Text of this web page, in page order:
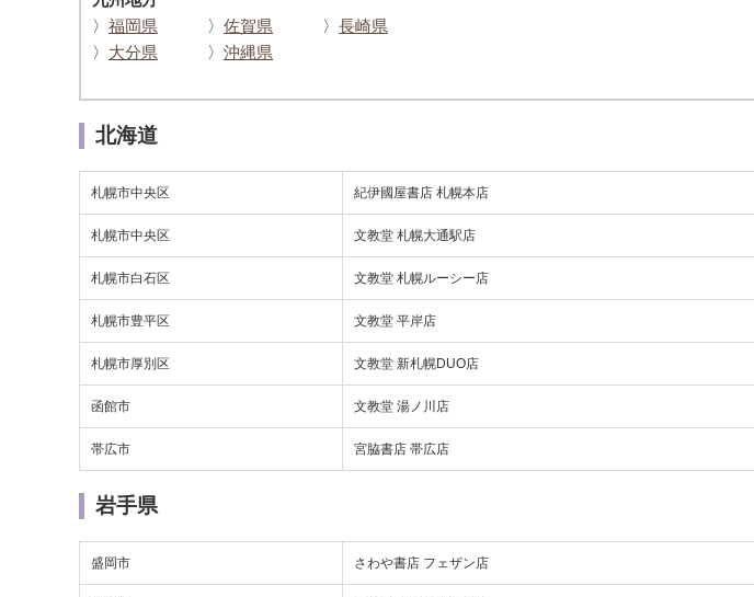
〉 福岡県 〉 佐賀県 〉 長崎県
〉 大分県 〉 沖縄県
北海道
札幌市中央区 紀伊國屋書店 札幌本店
札幌市中央区 文教堂 札幌大通駅店
札幌市白石区 文教堂 札幌ルーシー店
札幌市豊平区 文教堂 平岸店
札幌市厚別区 文教堂 新札幌DUO店
函館市 文教堂 湯ノ川店
帯広市 宮脇書店 帯広店
岩手県
盛岡市 さわや書店 フェザン店